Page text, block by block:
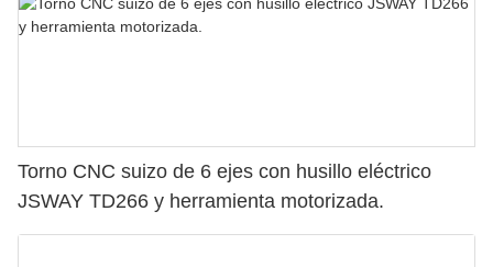
Torno CNC suizo de 6 ejes con husillo eléctrico
JSWAY TD266 y herramienta motorizada.